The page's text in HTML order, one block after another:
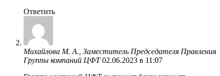
Ответить
Михайлова М. А., Заместитель Председателя Правления
Группы компаний ЦФТ 02.06.2023 в 11:07